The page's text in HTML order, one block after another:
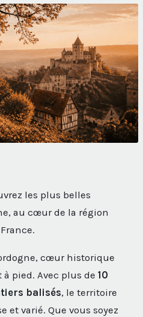
les plus belles
au cœur de la région
cœur historique
pied. Avec plus de 10
balisés, le territoire
et varié. Que vous soyez